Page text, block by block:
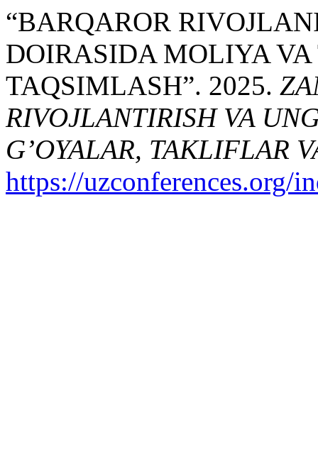
“BARQAROR
DOIRASIDA MOLIYA
TAQSIMLASH”. 2025.
RIVOJLANTIRISH VA
G’OYALAR, TAKLIFLAR
https://uzconferences.org/